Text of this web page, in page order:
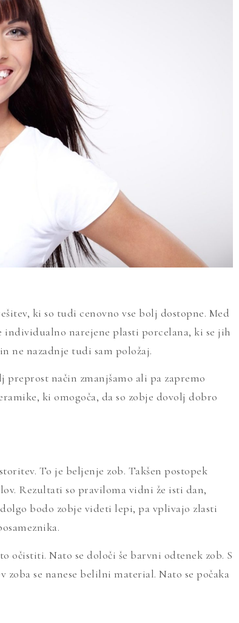
ki so tudi cenovno vse bolj dostopne. Med
narejene plasti porcelana, ki se jih
ne nazadnje tudi sam položaj.
preprost način zmanjšamo ali pa zapremo
ki omogoča, da so zobje dovolj dobro
To je beljenje zob. Takšen postopek
Rezultati so praviloma vidni že isti dan,
bodo zobje videti lepi, pa vplivajo zlasti
očistiti. Nato se določi še barvni odtenek zob. S
se nanese belilni material. Nato se počaka